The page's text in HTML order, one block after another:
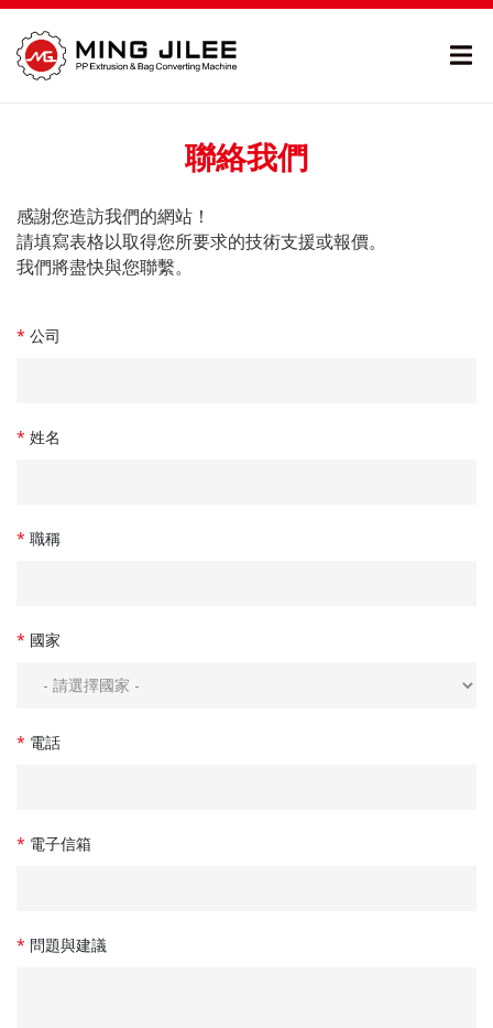
聯絡我們
感謝您造訪我們的網站！
請填寫表格以取得您所要求的技術支援或報價。
我們將盡快與您聯繫。
* 公司
* 姓名
* 職稱
* 國家
* 電話
* 電子信箱
* 問題與建議